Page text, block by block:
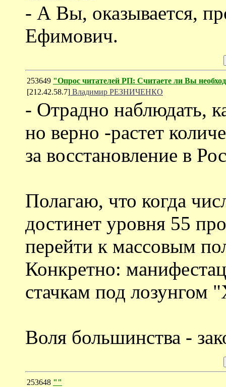
- А Вы, оказывается,
Ефимович.
253649 "Опрос читателей РП: Считаете ли Вы
[212.42.58.7] Владимир РЕЗНИЧЕНКО
- Отрадно наблюдать,
но верно -растет
за восстановление в
Полагаю, что когда
достинет уровня 55
перейти к массовым
Конкретно:
стачкам под лозунгом
Воля большинства -
253648 ""